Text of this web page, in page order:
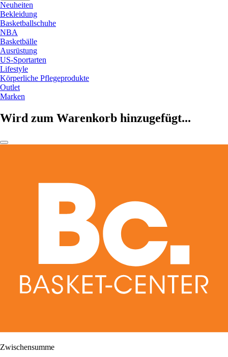
Neuheiten
Bekleidung
Basketballschuhe
NBA
Basketbälle
Ausrüstung
US-Sportarten
Lifestyle
Körperliche Pflegeprodukte
Outlet
Marken
Wird zum Warenkorb hinzugefügt...
Zwischensumme